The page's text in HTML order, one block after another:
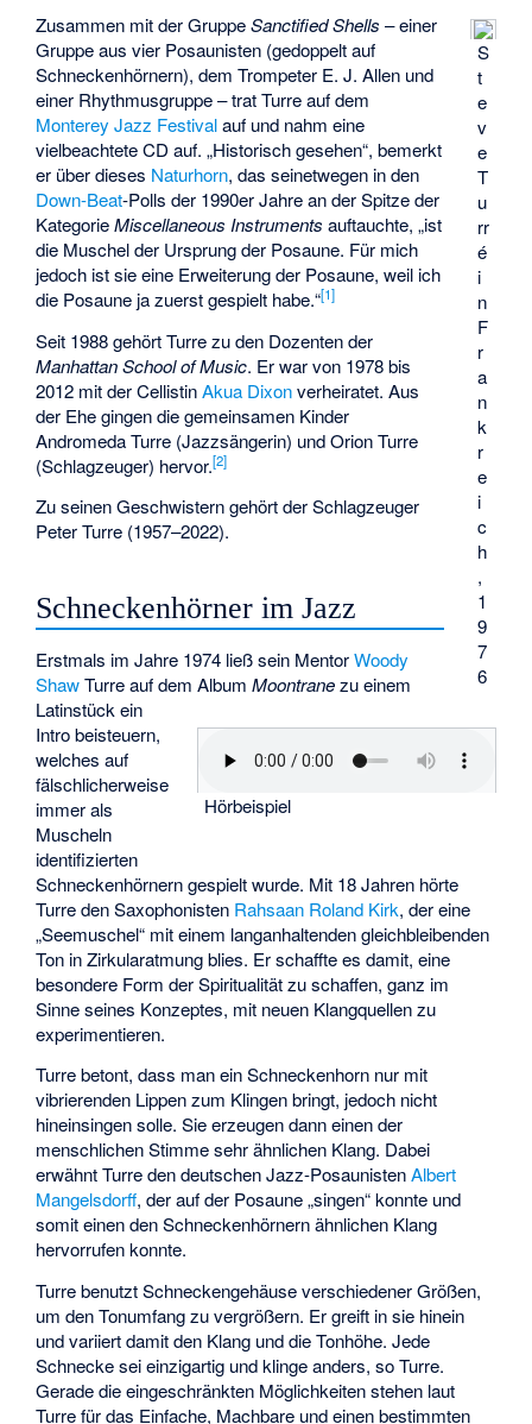
S
t
e
v
e
T
u
rr
é
i
n
F
r
a
n
k
r
e
i
c
h
,
1
9
7
6
Zusammen mit der GruppeSanctified Shells – einer
Gruppe aus vier Posaunisten (gedoppelt auf
Schneckenhörnern), dem Trompeter E. J. Allen und
einer Rhythmusgruppe – trat Turre auf dem
Monterey Jazz Festivalauf und nahm eine
vielbeachtete CD auf. „Historisch gesehen“, bemerkt
er über dieses Naturhorn, das seinetwegen in den
Down-Beat-Polls der 1990er Jahre an der Spitze der
KategorieMiscellaneous Instruments auftauchte, „ist
die Muschel der Ursprung der Posaune. Für mich
jedoch ist sie eine Erweiterung der Posaune, weil ich
die Posaune ja zuerst gespielt habe.“[1]
Seit 1988 gehört Turre zu den Dozenten der
Manhattan School of Music. Er war von 1978 bis
2012 mit der CellistinAkua Dixonverheiratet. Aus
der Ehe gingen die gemeinsamen Kinder
Andromeda Turre (Jazzsängerin) und Orion Turre
(Schlagzeuger) hervor.[2]
Zu seinen Geschwistern gehört der Schlagzeuger
Peter Turre (1957–2022).
Schneckenhörner im Jazz
Hörbeispiel
Erstmals im Jahre 1974 ließ sein MentorWoody
ShawTurre auf dem AlbumMoontranezu einem
Latinstück ein
Intro beisteuern,
welches auf
fälschlicherweise
immer als
Muscheln
identifizierten
Schneckenhörnern gespielt wurde. Mit 18 Jahren hörte
Turre den Saxophonisten Rahsaan Roland Kirk, der eine
„Seemuschel“ mit einem langanhaltenden gleichbleibenden
Ton in Zirkularatmung blies. Er schaffte es damit, eine
besondere Form der Spiritualität zu schaffen, ganz im
Sinne seines Konzeptes, mit neuen Klangquellen zu
experimentieren.
Turre betont, dass man ein Schneckenhorn nur mit
vibrierenden Lippen zum Klingen bringt, jedoch nicht
hineinsingen solle. Sie erzeugen dann einen der
menschlichen Stimme sehr ähnlichen Klang. Dabei
erwähnt Turre den deutschen Jazz-PosaunistenAlbert
Mangelsdorff, der auf der Posaune „singen“ konnte und
somit einen den Schneckenhörnern ähnlichen Klang
hervorrufen konnte.
Turre benutzt Schneckengehäuse verschiedener Größen,
um den Tonumfang zu vergrößern. Er greift in sie hinein
und variiert damit den Klang und die Tonhöhe. Jede
Schnecke sei einzigartig und klinge anders, so Turre.
Gerade die eingeschränkten Möglichkeiten stehen laut
Turre für das Einfache, Machbare und einen bestimmten